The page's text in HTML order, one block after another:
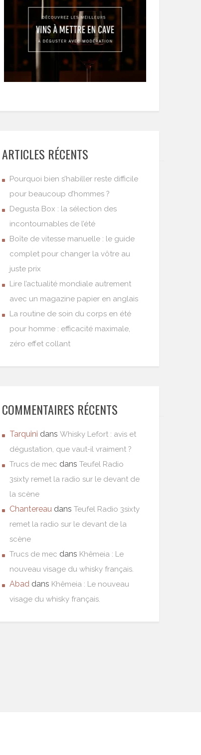
ARTICLES RÉCENTS
Pourquoi bien s’habiller reste difficile
pour beaucoup d’hommes ?
Degusta Box : la sélection des
incontournables de l’été
Boîte de vitesse manuelle : le guide
complet pour changer la vôtre au
juste prix
Lire l’actualité mondiale autrement
avec un magazine papier en anglais
La routine de soin du corps en été
pour homme : efficacité maximale,
zéro effet collant
COMMENTAIRES RÉCENTS
Tarquini dans Whisky Lefort : avis et
dégustation, que vaut-il vraiment ?
Trucs de mec dans Teufel Radio
3sixty remet la radio sur le devant de
la scène
Chantereau dans Teufel Radio 3sixty
remet la radio sur le devant de la
scène
Trucs de mec dans Khêmeia : Le
nouveau visage du whisky français.
Abad dans Khêmeia : Le nouveau
visage du whisky français.